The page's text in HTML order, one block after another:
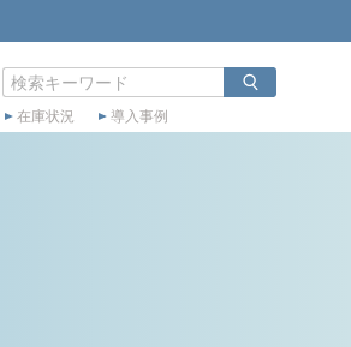
在庫状況 導入事例